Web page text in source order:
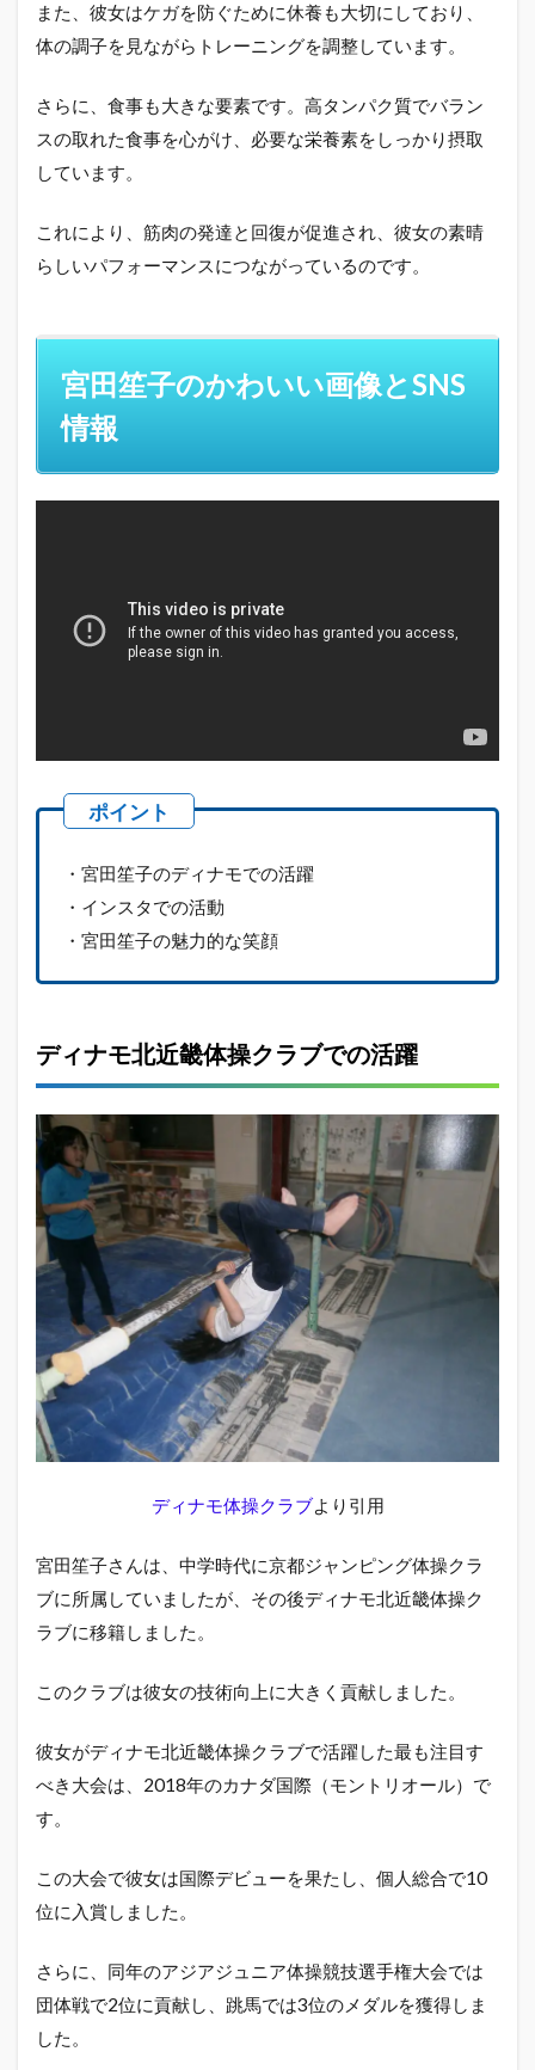
また、彼女はケガを防ぐために休養も大切にしており、
体の調子を見ながらトレーニングを調整しています。
さらに、食事も大きな要素です。高タンパク質でバラン
スの取れた食事を心がけ、必要な栄養素をしっかり摂取
しています。
これにより、筋肉の発達と回復が促進され、彼女の素晴
らしいパフォーマンスにつながっているのです。
宮田笙子のかわいい画像とSNS
情報
・宮田笙子のディナモでの活躍
・インスタでの活動
・宮田笙子の魅力的な笑顔
ディナモ北近畿体操クラブでの活躍
ディナモ体操クラブより引用
宮田笙子さんは、中学時代に京都ジャンピング体操クラ
ブに所属していましたが、その後ディナモ北近畿体操ク
ラブに移籍しました。
このクラブは彼女の技術向上に大きく貢献しました。
彼女がディナモ北近畿体操クラブで活躍した最も注目す
べき大会は、2018年のカナダ国際（モントリオール）で
す。
この大会で彼女は国際デビューを果たし、個人総合で10
位に入賞しました。
さらに、同年のアジアジュニア体操競技選手権大会では
団体戦で2位に貢献し、跳馬では3位のメダルを獲得しま
した。